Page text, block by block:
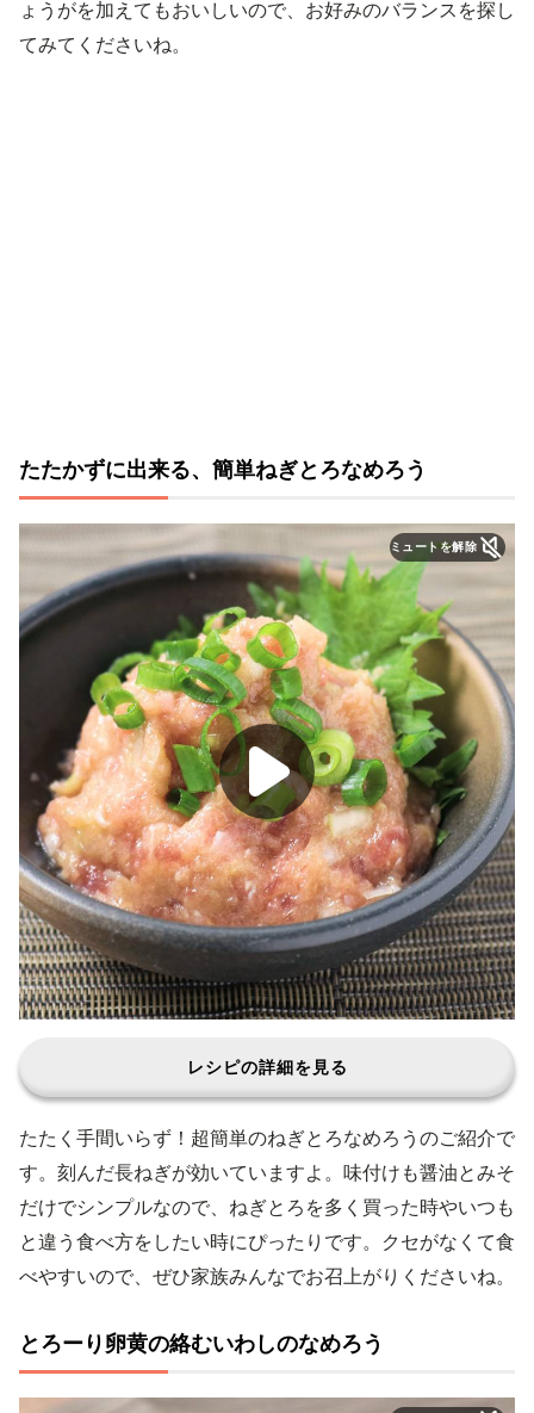
ょうがを加えてもおいしいので、お好みのバランスを探し
てみてくださいね。
たたかずに出来る、簡単ねぎとろなめろう
ミュートを解除
レシピの詳細を見る
たたく手間いらず！超簡単のねぎとろなめろうのご紹介で
す。刻んだ長ねぎが効いていますよ。味付けも醤油とみそ
だけでシンプルなので、ねぎとろを多く買った時やいつも
と違う食べ方をしたい時にぴったりです。クセがなくて食
べやすいので、ぜひ家族みんなでお召上がりくださいね。
とろーり卵黄の絡むいわしのなめろう